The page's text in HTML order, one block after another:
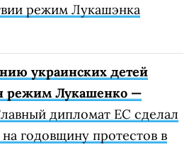
режим Лукашэнка
украинских детей
режим Лукашенко —
дипломат ЕС сделал
на годовщину протестов в